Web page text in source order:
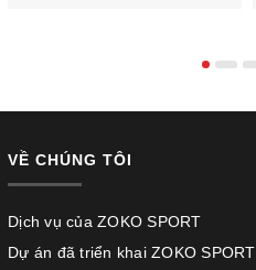
VỀ CHÚNG TÔI
Dịch vụ của ZOKO SPORT
Dự án đã triển khai ZOKO SPORT